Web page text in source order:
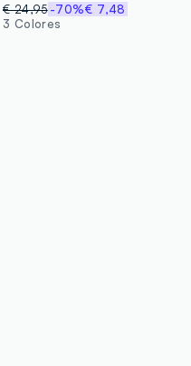
€ 24,95 -70%€ 7,48
3 Colores